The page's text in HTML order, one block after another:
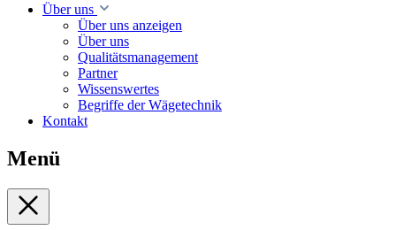
Über uns
Über uns anzeigen
Über uns
Qualitätsmanagement
Partner
Wissenswertes
Begriffe der Wägetechnik
Kontakt
Menü